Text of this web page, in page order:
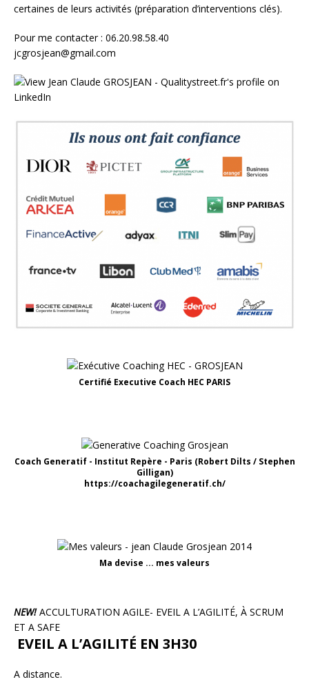
certaines de leurs activités (préparation d’interventions clés).
Pour me contacter : 06.20.98.58.40
jcgrosjean@gmail.com
Certifié Executive Coach HEC PARIS
Coach Generatif - Institut Repère - Paris (Robert Dilts / Stephen
Gilligan)
https://coachagilegeneratif.ch/
Ma devise ... mes valeurs
NEW!ACCULTURATION AGILE- EVEIL A L’AGILITÉ, À SCRUM
ET A SAFE
EVEIL A L’AGILITÉ EN 3H30
A distance.